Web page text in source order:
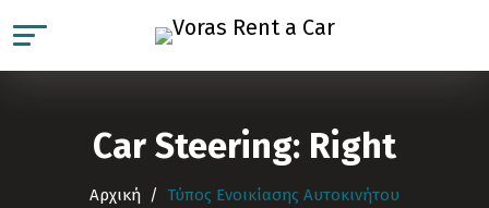
Car Steering: Right
Αρχική Τύπος Ενοικίασης Αυτοκινήτου